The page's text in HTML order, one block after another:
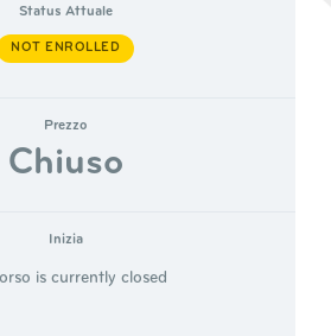
Status Attuale
NOT ENROLLED
Prezzo
Chiuso
Inizia
is currently closed